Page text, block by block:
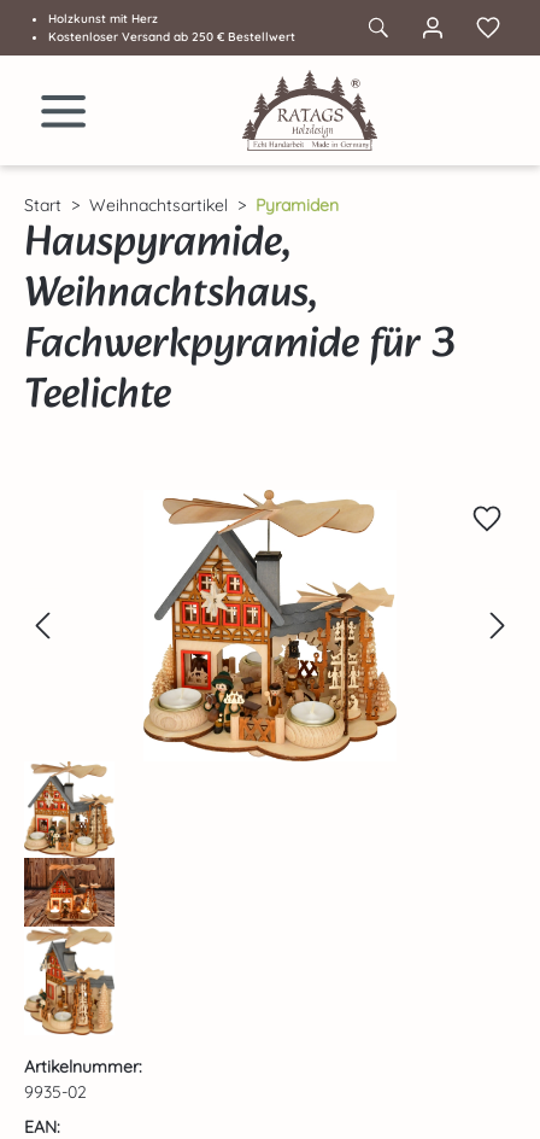
Zum Hauptinhalt springen
Holzkunst mit Herz
Kostenloser Versand ab 250 € Bestellwert
Start Weihnachtsartikel Pyramiden
Hauspyramide,
Weihnachtshaus,
Fachwerkpyramide für 3
Teelichte
Bildergalerie überspringen
Artikelnummer:
9935-02
EAN: